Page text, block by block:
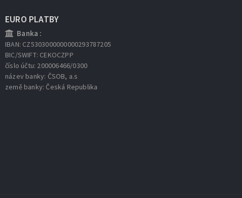
EURO PLATBY
Banka :
IBAN: CZ5303000000000293787205
BIC/SWIFT: CEKOCZPP
číslo účtu: 200006466/0300
název banky: ČSOB, a.s
země banky: Česká Republika